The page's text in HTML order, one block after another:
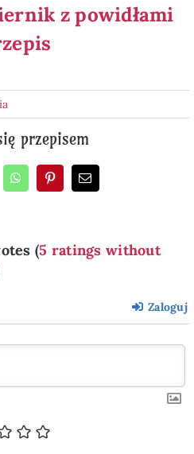
z powidłami
przepisem
(5 ratings without
Zaloguj